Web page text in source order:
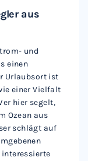
aus
und
einen
Urlaubsort ist
einer Vielfalt
hier segelt,
Ozean aus
schlägt auf
interessierte